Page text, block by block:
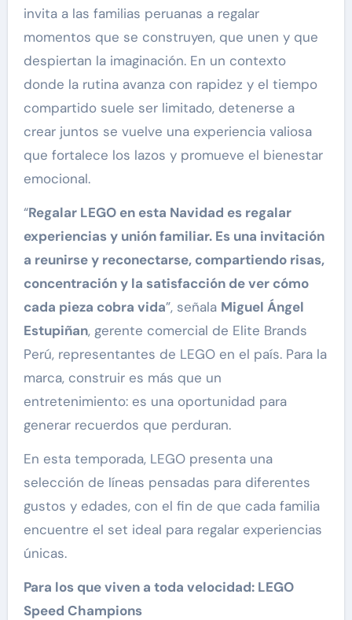
invita a las familias peruanas a regalar
momentos que se construyen, que unen y que
despiertan la imaginación. En un contexto
donde la rutina avanza con rapidez y el tiempo
compartido suele ser limitado, detenerse a
crear juntos se vuelve una experiencia valiosa
que fortalece los lazos y promueve el bienestar
emocional.
“Regalar LEGO en esta Navidad es regalar
experiencias y unión familiar. Es una invitación
a reunirse y reconectarse, compartiendo risas,
concentración y la satisfacción de ver cómo
cada pieza cobra vida”, señala Miguel Ángel
Estupiñan, gerente comercial de Elite Brands
Perú, representantes de LEGO en el país. Para la
marca, construir es más que un
entretenimiento: es una oportunidad para
generar recuerdos que perduran.
En esta temporada, LEGO presenta una
selección de líneas pensadas para diferentes
gustos y edades, con el fin de que cada familia
encuentre el set ideal para regalar experiencias
únicas.
Para los que viven a toda velocidad: LEGO
Speed Champions